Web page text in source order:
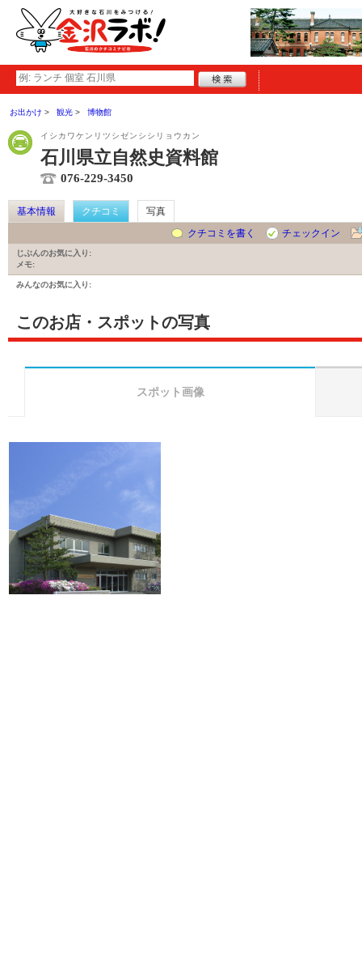
お出かけ 観光 博物館
イシカワケンリツシゼンシシリョウカン
石川県立自然史資料館
076-229-3450
基本情報 クチコミ
写真
クチコミを書く
チェックイン
じぶんのお気に入り:
メモ:
みんなのお気に入り:
このお店・スポットの写真
スポット画像